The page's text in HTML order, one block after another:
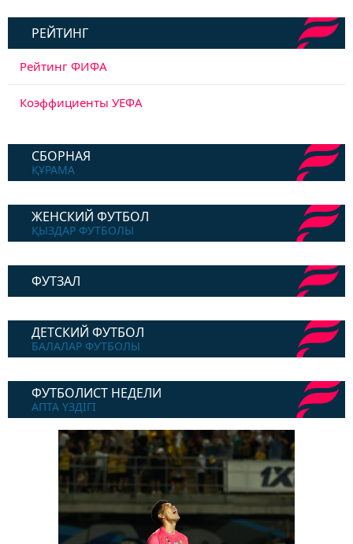
РЕЙТИНГ
Рейтинг ФИФА
Коэффициенты УЕФА
СБОРНАЯ
ҚҰРАМА
ЖЕНСКИЙ ФУТБОЛ
ҚЫЗДАР ФУТБОЛЫ
ФУТЗАЛ
ДЕТСКИЙ ФУТБОЛ
БАЛАЛАР ФУТБОЛЫ
ФУТБОЛИСТ НЕДЕЛИ
АПТА ҮЗДІГІ